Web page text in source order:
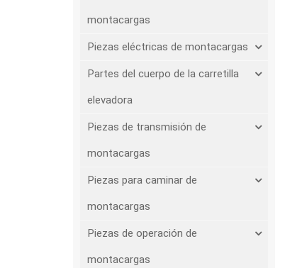
montacargas
Piezas eléctricas de montacargas
Partes del cuerpo de la carretilla
elevadora
Piezas de transmisión de
montacargas
Piezas para caminar de
montacargas
Piezas de operación de
montacargas